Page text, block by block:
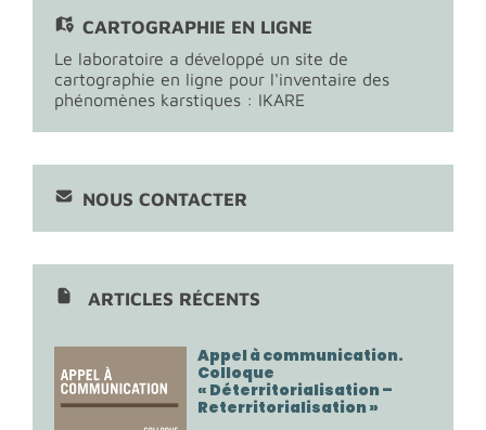
CARTOGRAPHIE EN LIGNE
Le laboratoire a développé un site de
cartographie en ligne pour l'inventaire des
phénomènes karstiques : IKARE
NOUS CONTACTER
ARTICLES RÉCENTS
Appel à communication.
Colloque
« Déterritorialisation –
Reterritorialisation »